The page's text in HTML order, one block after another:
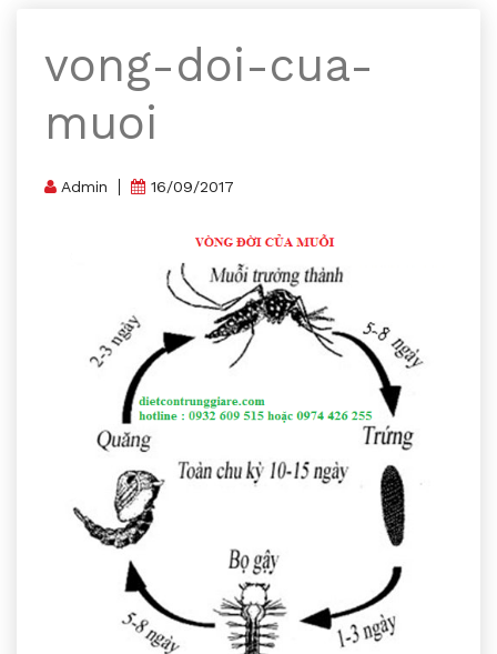
vong-doi-cua-
muoi
Admin 16/09/2017